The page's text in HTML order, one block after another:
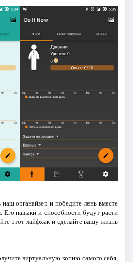
органайзер и победите лень вместе
навыки и способности будут расти
этот лайфхак и сделайте вашу жизнь
виртуальную копию самого себя,